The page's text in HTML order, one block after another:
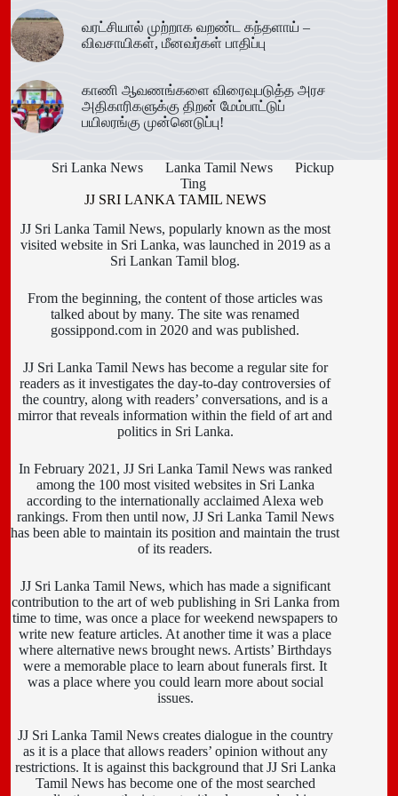
வரட்சியால் முற்றாக வறண்ட கந்தளாய் –
விவசாயிகள், மீனவர்கள் பாதிப்பு
காணி ஆவணங்களை விரைவுபடுத்த அரச
அதிகாரிகளுக்கு திறன் மேம்பாட்டுப்
பயிலரங்கு முன்னெடுப்பு!
Sri Lanka News Lanka Tamil News
Pickup
Ting
JJ SRI LANKA TAMIL NEWS
JJ Sri Lanka Tamil News, popularly known as the most
visited website in Sri Lanka, was launched in 2019 as a
Sri Lankan Tamil blog.
From the beginning, the content of those articles was
talked about by many. The site was renamed
gossippond.com in 2020 and was published.
JJ Sri Lanka Tamil News has become a regular site for
readers as it investigates the day-to-day controversies of
the country, along with readers’ conversations, and is a
mirror that reveals information within the field of art and
politics in Sri Lanka.
In February 2021, JJ Sri Lanka Tamil News was ranked
among the 100 most visited websites in Sri Lanka
according to the internationally acclaimed Alexa web
rankings. From then until now, JJ Sri Lanka Tamil News
has been able to maintain its position and maintain the trust
of its readers.
JJ Sri Lanka Tamil News, which has made a significant
contribution to the art of web publishing in Sri Lanka from
time to time, was once a place for weekend newspapers to
write new feature articles. At another time it was a place
where alternative news brought news. Artists’ Birthdays
were a memorable place to learn about funerals first. It
was a place where you could learn more about social
issues.
JJ Sri Lanka Tamil News creates dialogue in the country
as it is a place that allows readers’ opinion without any
restrictions. It is against this background that JJ Sri Lanka
Tamil News has become one of the most searched